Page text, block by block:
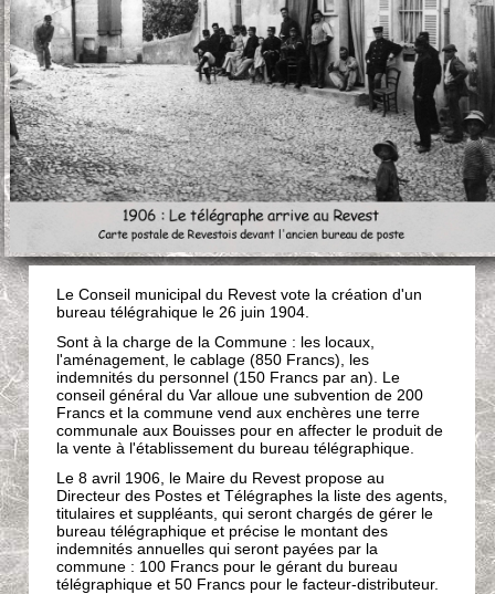
Le Conseil municipal du Revest vote la création d'un
bureau télégrahique le 26 juin 1904.
Sont à la charge de la Commune : les locaux,
l'aménagement, le cablage (850 Francs), les
indemnités du personnel (150 Francs par an). Le
conseil général du Var alloue une subvention de 200
Francs et la commune vend aux enchères une terre
communale aux Bouisses pour en affecter le produit de
la vente à l'établissement du bureau télégraphique.
Le 8 avril 1906, le Maire du Revest propose au
Directeur des Postes et Télégraphes la liste des agents,
titulaires et suppléants, qui seront chargés de gérer le
bureau télégraphique et précise le montant des
indemnités annuelles qui seront payées par la
commune : 100 Francs pour le gérant du bureau
télégraphique et 50 Francs pour le facteur-distributeur.